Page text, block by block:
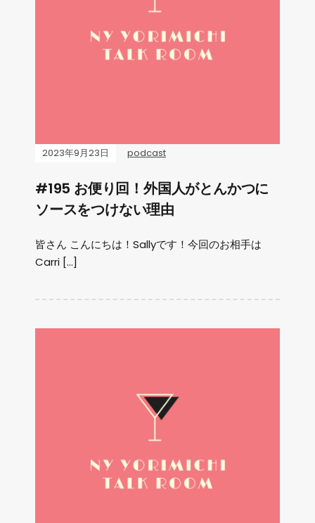
2023年9月23日 podcast
#195 お便り回！外国人がとんかつに
ソースをつけない理由
皆さん こんにちは！Sallyです！今回のお相手は
Carri […]